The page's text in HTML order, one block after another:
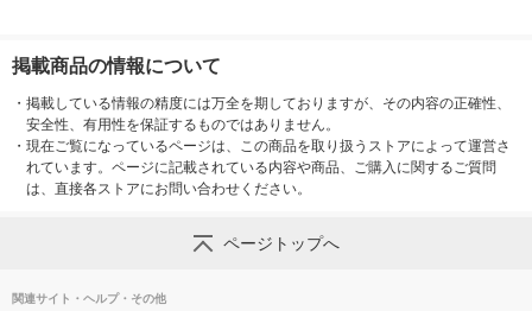
掲載商品の情報について
・ 掲載している情報の精度には万全を期しておりますが、その内容の正確性、
安全性、有用性を保証するものではありません。
・ 現在ご覧になっているページは、この商品を取り扱うストアによって運営さ
れています。ページに記載されている内容や商品、ご購入に関するご質問
は、直接各ストアにお問い合わせください。
ページトップへ
関連サイト・ヘルプ・その他